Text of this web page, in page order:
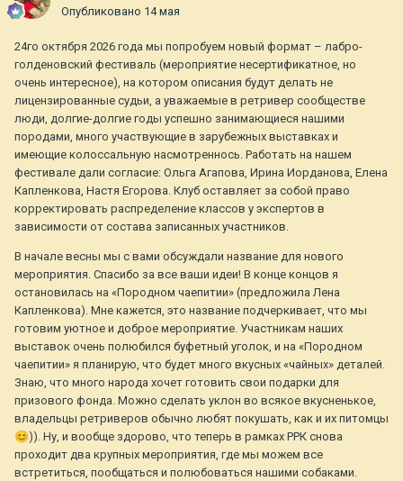
Опубликовано 14 мая
24го октября 2026 года мы попробуем новый формат – лабро-
голденовский фестиваль (мероприятие несертификатное, но
очень интересное), на котором описания будут делать не
лицензированные судьи, а уважаемые в ретривер сообществе
люди, долгие-долгие годы успешно занимающиеся нашими
породами, много участвующие в зарубежных выставках и
имеющие колоссальную насмотреннось. Работать на нашем
фестивале дали согласие: Ольга Агапова, Ирина Иорданова, Елена
Капленкова, Настя Егорова. Клуб оставляет за собой право
корректировать распределение классов у экспертов в
зависимости от состава записанных участников.
В начале весны мы с вами обсуждали название для нового
мероприятия. Спасибо за все ваши идеи! В конце концов я
остановилась на «Породном чаепитии» (предложила Лена
Капленкова). Мне кажется, это название подчеркивает, что мы
готовим уютное и доброе мероприятие. Участникам наших
выставок очень полюбился буфетный уголок, и на «Породном
чаепитии» я планирую, что будет много вкусных «чайных» деталей.
Знаю, что много народа хочет готовить свои подарки для
призового фонда. Можно сделать уклон во всякое вкусненькое,
владельцы ретриверов обычно любят покушать, как и их питомцы
😊)). Ну, и вообще здорово, что теперь в рамках РРК снова
проходит два крупных мероприятия, где мы можем все
встретиться, пообщаться и полюбоваться нашими собаками.